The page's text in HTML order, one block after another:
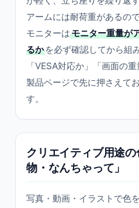
アームには耐荷重があるの
モニターはモニター重量が
るか を必ず確認してから組
「VESA対応か」「画面の
製品ページで先に押さえて
す。
クリエイティブ用途
物・なんちゃって」
写真・動画・イラストで色